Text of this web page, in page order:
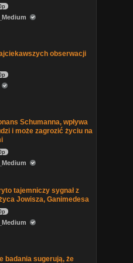
obserwacji
Schumanna, wpływa
i może zagrozić życiu na
tajemniczy sygnał z
Jowisza, Ganimedesa
badania sugerują, że